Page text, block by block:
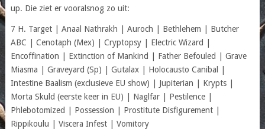
up. Die ziet er vooralsnog zo uit:
7 H. Target | Anaal Nathrakh | Auroch | Bethlehem | Butcher
ABC | Cenotaph (Mex) | Cryptopsy | Electric Wizard |
Encoffination | Extinction of Mankind | Father Befouled | Grave
Miasma | Graveyard (Sp) | Gutalax | Holocausto Canibal |
Intestine Baalism (exclusieve EU show) | Jupiterian | Krypts |
Morta Skuld (eerste keer in EU) | Naglfar | Pestilence |
Phlebotomized | Possession | Prostitute Disfigurement |
Rippikoulu | Viscera Infest | Vomitory